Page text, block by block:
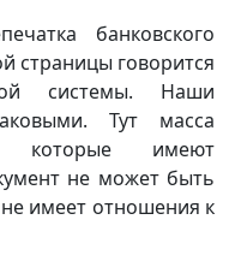
банковского
страницы говорится
системы. Наши
Тут масса
которые имеют
не может быть
имеет отношения к